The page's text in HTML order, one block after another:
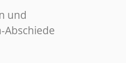
und
Abschiede